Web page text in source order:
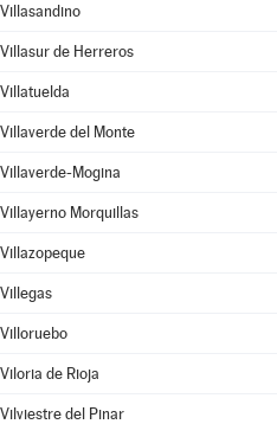
Villasandino
Villasur de Herreros
Villatuelda
Villaverde del Monte
Villaverde-Mogina
Villayerno Morquillas
Villazopeque
Villegas
Villoruebo
Viloria de Rioja
Vilviestre del Pinar